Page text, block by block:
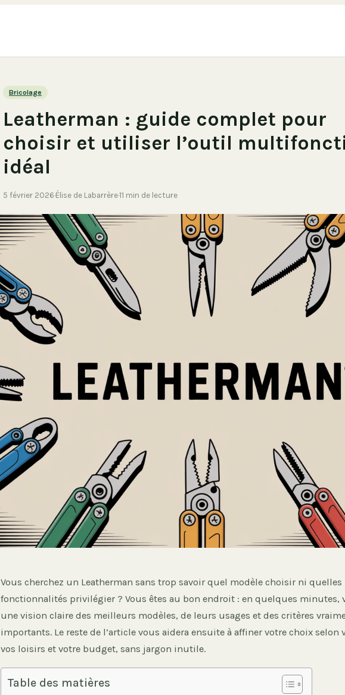
Bricolage
Leatherman : guide complet pour
choisir et utiliser l’outil
idéal
5 février 2026·Élise de Labarrère·11 min de lecture
Vous cherchez un Leatherman sans trop savoir quel modèle choisir ni quelles
fonctionnalités privilégier ? Vous êtes au bon endroit : en quelques minutes,
une vision claire des meilleurs modèles, de leurs usages et des critères
importants. Le reste de l’article vous aidera ensuite à affiner votre choix selon
vos loisirs et votre budget, sans jargon inutile.
Table des matières